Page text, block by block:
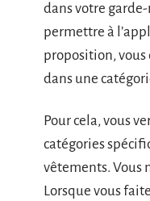
dans votre
permettre à
proposition,
dans une
Pour cela, vous
catégories
vêtements. Vous
Lorsque vous